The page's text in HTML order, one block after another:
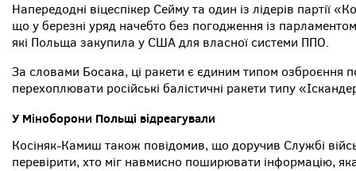
Напередодні віцеспікер Сейму та один із лідерів
що у березні уряд начебто без погодження із
які Польща закупила у США для власної системи ППО.
За словами Босака, ці ракети є єдиним типом озброєння
перехоплювати російські балістичні ракети типу
У Міноборони Польщі відреагували
Косіняк-Камиш також повідомив, що доручив Службі
перевірити, хто міг навмисно поширювати інформацію,